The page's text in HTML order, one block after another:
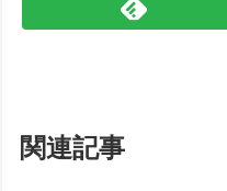
関連記事